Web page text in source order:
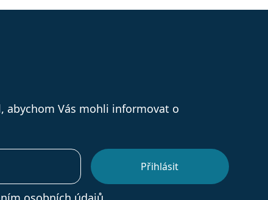
abychom Vás mohli informovat o